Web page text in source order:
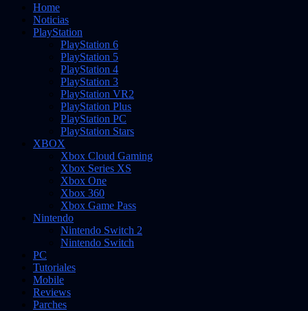
Home
Noticias
PlayStation
PlayStation 6
PlayStation 5
PlayStation 4
PlayStation 3
PlayStation VR2
PlayStation Plus
PlayStation PC
PlayStation Stars
XBOX
Xbox Cloud Gaming
Xbox Series XS
Xbox One
Xbox 360
Xbox Game Pass
Nintendo
Nintendo Switch 2
Nintendo Switch
PC
Tutoriales
Mobile
Reviews
Parches